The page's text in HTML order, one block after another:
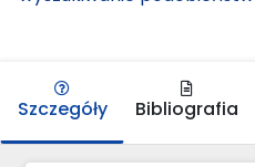
Szczegóły Bibliografia